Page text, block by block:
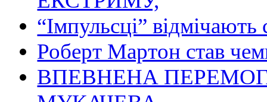
“Імпульсці” відмічають
Роберт Мартон став
ВПЕВНЕНА